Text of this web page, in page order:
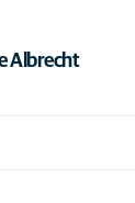
Albrecht